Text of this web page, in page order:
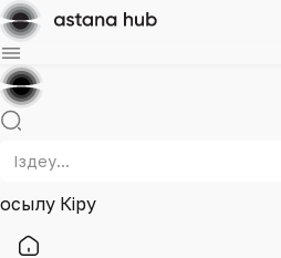
Қосылу Кіру